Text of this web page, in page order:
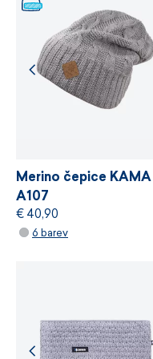
stanovuje
chemických látek,
a řízení výrobních
Merino čepice KAMA
A107
€ 40,90
6 barev